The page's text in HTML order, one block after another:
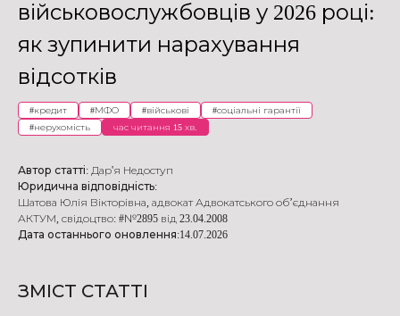
військовослужбовців у 2026 році:
як зупинити нарахування
відсотків
#кредит #МФО #військові #соціальні гарантії
#нерухомість час читання 15 хв.
Автор статті: Дар'я Недоступ
Юридична відповідність:
Шатова Юлія Вікторівна, адвокат Адвокатського об’єднання
АКТУМ, свідоцтво: #№2895 від 23.04.2008
Дата останнього оновлення:14.07.2026
ЗМІСТ СТАТТІ